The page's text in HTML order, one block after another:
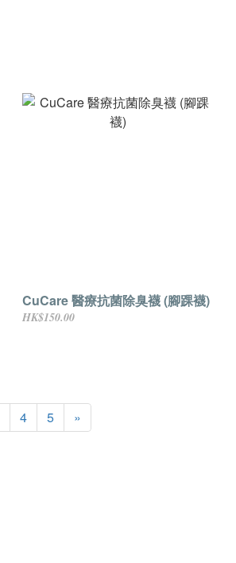
CuCare 醫療抗菌除臭襪 (腳踝襪)
HK$150.00
4 5 »